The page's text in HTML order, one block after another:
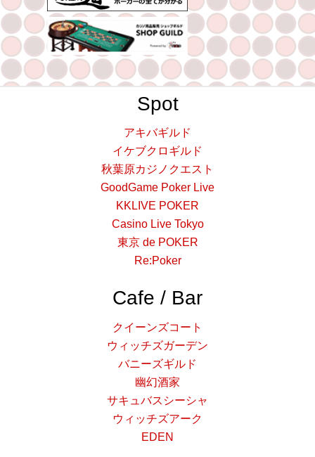
Spot
アキバギルド
イケブクロギルド
秋葉原カジノクエスト
GoodGame Poker Live
KKLIVE POKER
Casino Live Tokyo
東京 de POKER
Re:Poker
Cafe / Bar
クイーンズコート
ウィッチズガーデン
バニーズギルド
幽幻酒家
サキュバスシーシャ
ウィッチズアーク
EDEN